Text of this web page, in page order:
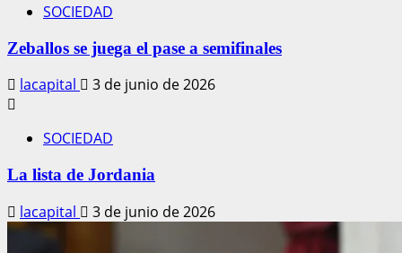
SOCIEDAD
Zeballos se juega el pase a semifinales
lacapital 3 de junio de 2026
SOCIEDAD
La lista de Jordania
lacapital 3 de junio de 2026